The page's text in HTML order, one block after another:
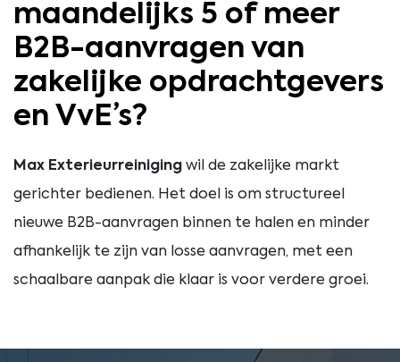
maandelijks 5 of meer
B2B-aanvragen van
zakelijke opdrachtgevers
en VvE’s?
Max Exterieurreiniging wil de zakelijke markt
gerichter bedienen. Het doel is om structureel
nieuwe B2B-aanvragen binnen te halen en minder
afhankelijk te zijn van losse aanvragen, met een
schaalbare aanpak die klaar is voor verdere groei.